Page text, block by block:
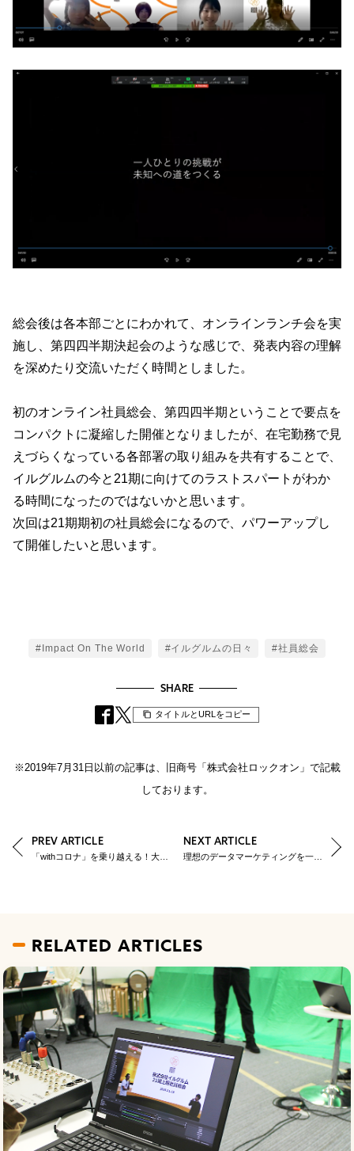
総会後は各本部ごとにわかれて、オンラインランチ会を実
施し、第四四半期決起会のような感じで、発表内容の理解
を深めたり交流いただく時間としました。
初のオンライン社員総会、第四四半期ということで要点を
コンパクトに凝縮した開催となりましたが、在宅勤務で見
えづらくなっている各部署の取り組みを共有することで、
イルグルムの今と21期に向けてのラストスパートがわか
る時間になったのではないかと思います。
次回は21期期初の社員総会になるので、パワーアップし
て開催したいと思います。
Tags#Impact On The World #イルグルムの日々 #社員総会
SHARE
タイトルとURLをコピー
※2019年7月31日以前の記事は、旧商号「株式会社ロックオン」で記載
しております。
PREV ARTICLE NEXT ARTICLE
RELATED ARTICLES